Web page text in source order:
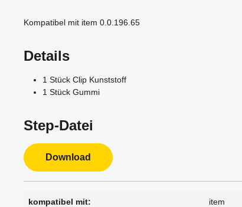
Kompatibel mit item 0.0.196.65
Details
1 Stück Clip Kunststoff
1 Stück Gummi
Step-Datei
Download
kompatibel mit: item